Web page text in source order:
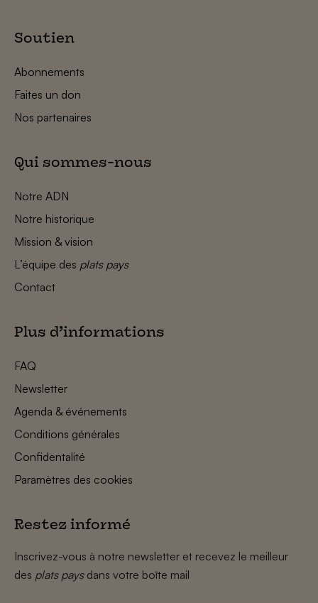
Soutien
Abonnements
Faites un don
Nos partenaires
Qui sommes-nous
Notre ADN
Notre historique
Mission & vision
L’équipe des plats pays
Contact
Plus d’informations
FAQ
Newsletter
Agenda & événements
Conditions générales
Confidentalité
Paramètres des cookies
Restez informé
Inscrivez-vous à notre newsletter et recevez le meilleur
des plats paysdans votre boîte mail